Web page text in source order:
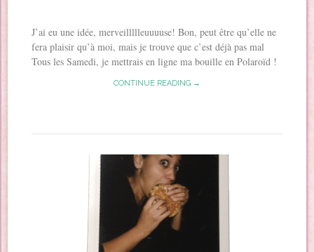
J’ai eu une idée, merveillllleuuuuse! Bon, peut être qu’elle ne
fera plaisir qu’à moi, mais je trouve que c’est déjà pas mal
Tous les Samedi, je mettrais en ligne ma bouille en Polaroïd !
CONTINUE READING →